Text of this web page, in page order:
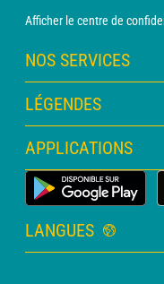
Afficher le centre de
NOS SERVICES
Abonnement METEO Xpert
Abonnement METEO PRO
Consultation avec un
Bulletin PRO
LÉGENDES
Légende des cartes
Légende des pictogrammes
Glossaire
APPLICATIONS
Application Météo Terrestre
LANGUES